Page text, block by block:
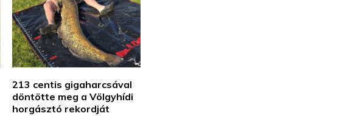
213 centis gigaharcsával
döntötte meg a Völgyhídi
horgásztó rekordját